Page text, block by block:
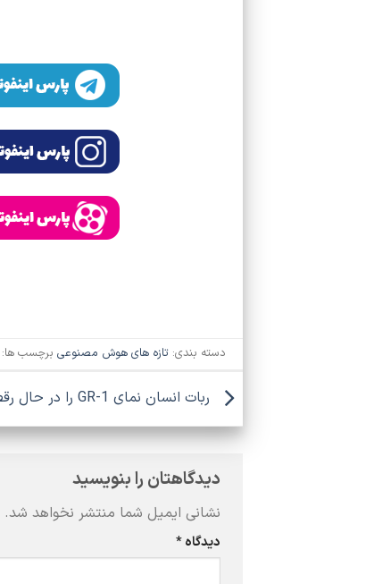
دسته بندی:تازه های هوش مصنوعی برچسب ها:
ربات انسان‌ نمای GR-1 را در حال رقصیدن ببینید
دیدگاهتان را بنویسید
نشانی ایمیل شما منتشر نخواهد شد.
دیدگاه*